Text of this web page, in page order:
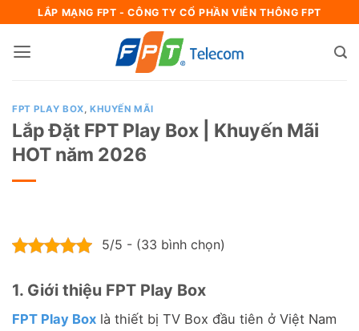
nội
LẮP MẠNG FPT - CÔNG TY CỔ PHẦN VIỄN THÔNG FPT
FPT PLAY BOX,KHUYẾN MÃI
Lắp Đặt FPT Play Box | Khuyến Mãi
HOT năm 2026
5/5 - (33 bình chọn)
1. Giới thiệu FPT Play Box
FPT Play Box là thiết bị TV Box đầu tiên ở Việt Nam